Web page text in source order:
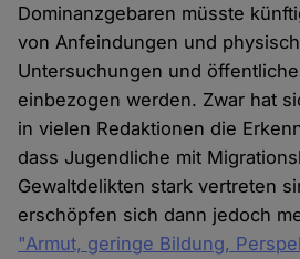
Dominanzgebaren müsste
von Anfeindungen und
Untersuchungen und
einbezogen werden. Zwar hat
in vielen Redaktionen die
dass Jugendliche mit
Gewaltdelikten stark vertreten
erschöpfen sich dann jedoch
"Armut, geringe Bildung,